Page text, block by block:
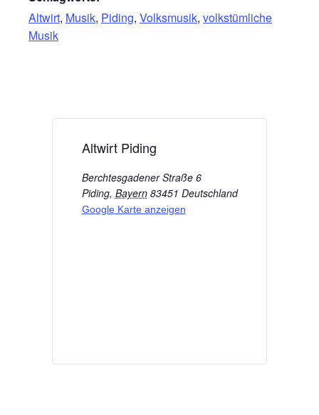
Altwirt, Musik, Piding, Volksmusik, volkstümliche
Musik
Altwirt Piding
Berchtesgadener Straße 6
Piding, Bayern 83451 Deutschland
Google Karte anzeigen